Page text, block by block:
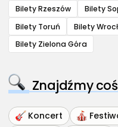
Bilety Rzeszów
Bilety
Bilety Toruń
Bilety
Bilety Zielona Góra
Znajdźmy
Koncert